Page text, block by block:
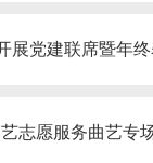
党建联席暨年终
志愿服务曲艺专